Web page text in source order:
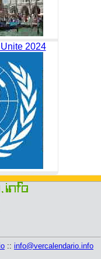
2024
:: info@vercalendario.info